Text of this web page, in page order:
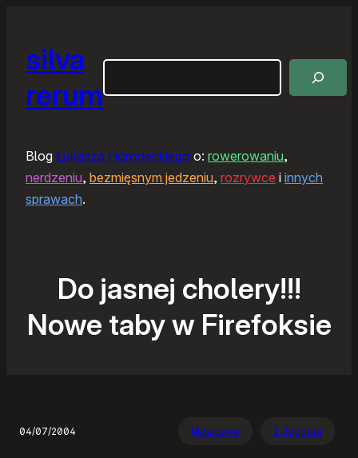
silva
rerum
Blog Łukasza Horodeckiego o: rowerowaniu,
nerdzeniu, bezmięsnym jedzeniu, rozrywce i innych
sprawach.
Do jasnej cholery!!!
Nowe taby w Firefoksie
04/07/2004 Mozillowe Z Joggera